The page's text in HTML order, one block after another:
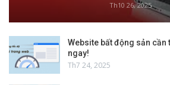
Th10 26, 2025
Website bất động sản cần
ngay!
Th7 24, 2025